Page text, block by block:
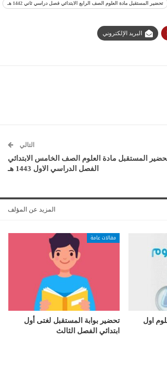
تحضير المستقبل مادة العلوم الصف الرابع الابتدائي فصل دراسي ثاني 1442 هـ
البريد الإلكتروني
التالي
المستقبل مادة العلوم الصف الخامس الابتدائي
الفصل الدراسي الاول 1443 هـ
المزيد عن المؤلف
اول
مقالات عامة
تحضير بوابة المستقبل لغتى أول
ابتدائي الفصل الثالث